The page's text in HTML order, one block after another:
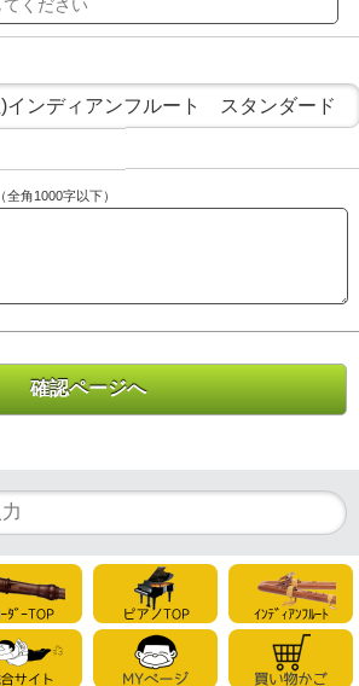
（全角1000字以下）